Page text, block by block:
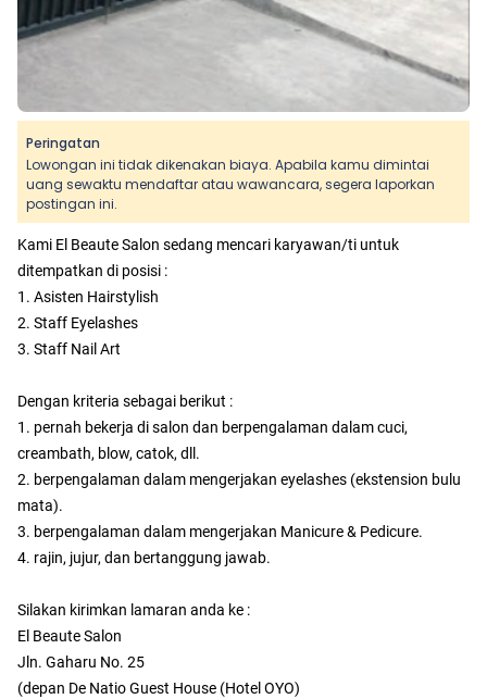
Peringatan
Lowongan ini tidak dikenakan biaya. Apabila kamu dimintai
uang sewaktu mendaftar atau wawancara, segera laporkan
postingan ini.
Kami El Beaute Salon sedang mencari karyawan/ti untuk
ditempatkan di posisi :
1. Asisten Hairstylish
2. Staff Eyelashes
3. Staff Nail Art
Dengan kriteria sebagai berikut :
1. pernah bekerja di salon dan berpengalaman dalam cuci,
creambath, blow, catok, dll.
2. berpengalaman dalam mengerjakan eyelashes (ekstension bulu
mata).
3. berpengalaman dalam mengerjakan Manicure & Pedicure.
4. rajin, jujur, dan bertanggung jawab.
Silakan kirimkan lamaran anda ke :
El Beaute Salon
Jln. Gaharu No. 25
(depan De Natio Guest House (Hotel OYO)